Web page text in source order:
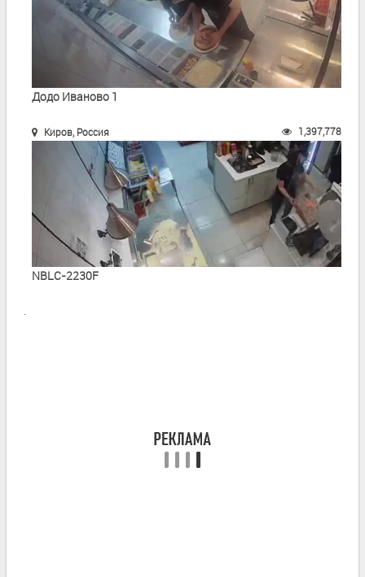
Додо Иваново 1
Киров, Россия 1,397,778
NBLC-2230F